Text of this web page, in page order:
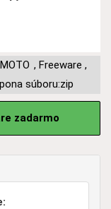
, Freeware ,
súboru:zip
zadarmo